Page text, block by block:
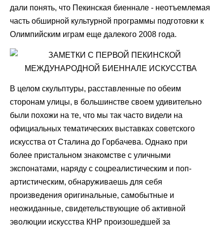
дали понять, что Пекинская биеннале - неотъемлемая
часть обширной культурной программы подготовки к
Олимпийским играм еще далекого 2008 года.
В целом скульптуры, расставленные по обеим
сторонам улицы, в большинстве своем удивительно
были похожи на те, что мы так часто видели на
официальных тематических выставках советского
искусства от Сталина до Горбачева. Однако при
более пристальном знакомстве с уличными
экспонатами, наряду с соцреалистическим и поп-
артистическим, обнаруживаешь для себя
произведения оригинальные, самобытные и
неожиданные, свидетельствующие об активной
эволюции искусства КНР произошедшей за